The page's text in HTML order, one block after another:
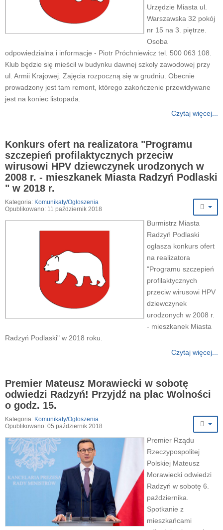
Urzędzie Miasta ul.
Warszawska 32 pokój
nr 15 na 3. piętrze.
Osoba
odpowiedzialna i informacje - Piotr Próchniewicz tel. 500 063 108.
Klub będzie się mieścił w budynku dawnej szkoły zawodowej przy
ul. Armii Krajowej. Zajęcia rozpoczną się w grudniu. Obecnie
prowadzony jest tam remont, którego zakończenie przewidywane
jest na koniec listopada.
Czytaj więcej...
Konkurs ofert na realizatora "Programu
szczepień profilaktycznych przeciw
wirusowi HPV dziewczynek urodzonych w
2008 r. - mieszkanek Miasta Radzyń Podlaski
" w 2018 r.
Kategoria: Komunikaty/Ogłoszenia
Opublikowano: 11 październik 2018
Burmistrz Miasta
Radzyń Podlaski
ogłasza konkurs ofert
na realizatora
"Programu szczepień
profilaktycznych
przeciw wirusowi HPV
dziewczynek
urodzonych w 2008 r.
- mieszkanek Miasta
Radzyń Podlaski" w 2018 roku.
Czytaj więcej...
Premier Mateusz Morawiecki w sobotę
odwiedzi Radzyń! Przyjdź na plac Wolności
o godz. 15.
Kategoria: Komunikaty/Ogłoszenia
Opublikowano: 05 październik 2018
Premier Rządu
Rzeczypospolitej
Polskiej Mateusz
Morawiecki odwiedzi
Radzyń w sobotę 6.
października.
Spotkanie z
mieszkańcami